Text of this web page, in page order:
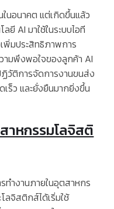
นอนาคต แต่เกิดขึ้นแล้ว
AI มาใช้ในระบบไอที
พิ่มประสิทธิภาพการ
ามพึงพอใจของลูกค้า AI
วัติการจัดการงานขนส่ง
ร็ว และยั่งยืนมากยิ่งขึ้น
าหกรรมโลจิสติ
ำงานภายในอุตสาหกร
ลจิสติกส์ได้เริ่มใช้